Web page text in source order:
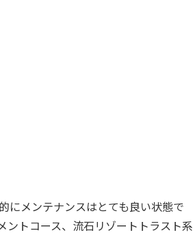
にメンテナンスはとても良い状態で
ントコース、流石リゾートトラスト系